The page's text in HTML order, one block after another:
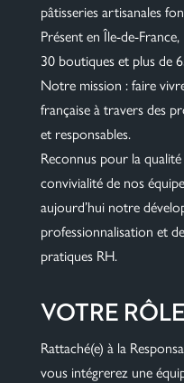
pâtisseries artisanales
Présent en Île-de-
30 boutiques et plus de
Notre mission : faire
française à travers des
et responsables.
Reconnus pour la
convivialité de nos
aujourd’hui notre
professionnalisation et
pratiques RH.
VOTRE RÔLE
Rattaché(e) à la
vous intégrerez une